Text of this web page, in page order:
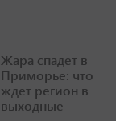
Жара спадет в
Приморье: что
ждет регион в
выходные